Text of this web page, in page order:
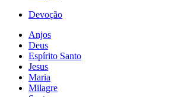
Devoção
Anjos
Deus
Espírito Santo
Jesus
Maria
Milagre